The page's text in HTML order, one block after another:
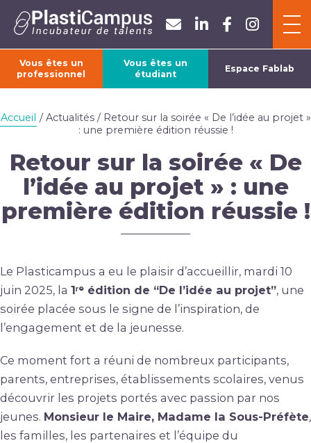
Vous êtes un
professionnel
Vous êtes un
étudiant
Espace Fablab
ACCUEIL
L’ASSOCIATION
FORMATIONS
CONTACT
Accueil / Actualités / Retour sur la soirée « De l’idée au projet »
: une première édition réussie !
Retour sur la soirée « De
l’idée au projet » : une
première édition réussie !
Le Plasticampus a eu le plaisir d’accueillir, mardi 10
juin 2025, la 1ʳᵉ édition de “De l’idée au projet”, une
soirée placée sous le signe de l’inspiration, de
l’engagement et de la jeunesse.
Ce moment fort a réuni de nombreux participants,
parents, entreprises, établissements scolaires, venus
découvrir les projets portés avec passion par nos
jeunes. Monsieur le Maire, Madame la Sous-Préfète,
les familles, les partenaires et l’équipe du
Panneau de gestion des cookies